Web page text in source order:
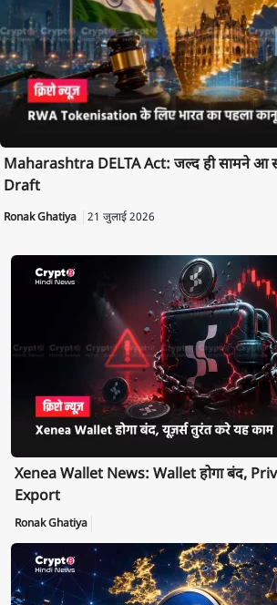
Maharashtra DELTA Act: जल्द ही सामने आ
Draft
Ronak Ghatiya 21 जुलाई 2026
Xenea Wallet News: Wallet होगा बंद,
Export
Ronak Ghatiya